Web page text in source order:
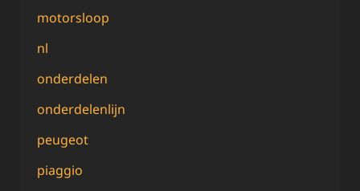
motorsloop
nl
onderdelen
onderdelenlijn
peugeot
piaggio